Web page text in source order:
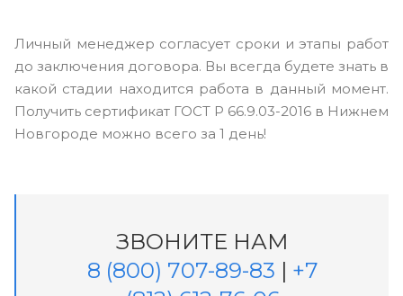
Личный менеджер согласует сроки и этапы работ
до заключения договора. Вы всегда будете знать в
какой стадии находится работа в данный момент.
Получить сертификат ГОСТ Р 66.9.03-2016 в Нижнем
Новгороде можно всего за 1 день!
ЗВОНИТЕ НАМ
8 (800) 707-89-83 | +7